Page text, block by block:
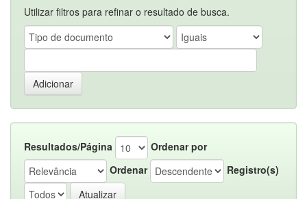
Utilizar filtros para refinar o resultado de busca.
Resultados/Página
Ordenar por
Ordenar
Registro(s)